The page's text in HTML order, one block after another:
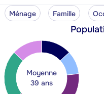
Ménage Famille
Moyenne
39 ans